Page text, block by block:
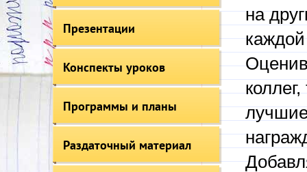
Презентации
Конспекты уроков
Программы и планы
Раздаточный материал
на